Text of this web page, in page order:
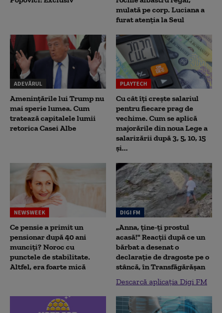
mulată pe corp. Luciana a
furat atenția la Seul
ADEVĂRUL
Amenințările lui Trump nu
mai sperie lumea. Cum
tratează capitalele lumii
retorica Casei Albe
PLAYTECH
Cu cât îți crește salariul
pentru fiecare prag de
vechime. Cum se aplică
majorările din noua Lege a
salarizării după 3, 5, 10, 15
și...
NEWSWEEK
Ce pensie a primit un
pensionar după 40 ani
munciți? Noroc cu
punctele de stabilitate.
Altfel, era foarte mică
DIGI FM
„Anna, ţine-ţi prostul
acasă!" Reacţii după ce un
bărbat a desenat o
declaraţie de dragoste pe o
stâncă, în Transfăgărăşan
Descarcă aplicația Digi FM